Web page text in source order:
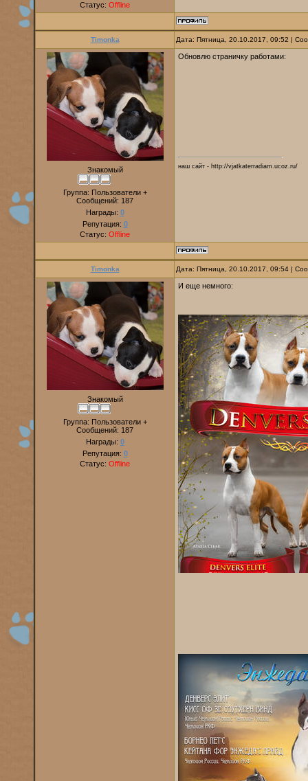
Статус: Offline
Timonka Дата: Пятница, 20.10.2017, 09:52 |
Знакомый
Группа: Пользователи +
Сообщений: 187
Награды: 0
Репутация: 0
Статус: Offline
Обновлю страничку работами:
наш сайт - http://vjatkaterradiam.ucoz.ru/
Timonka Дата: Пятница, 20.10.2017, 09:54 |
Знакомый
Группа: Пользователи +
Сообщений: 187
Награды: 0
Репутация: 0
Статус: Offline
И еще немного: